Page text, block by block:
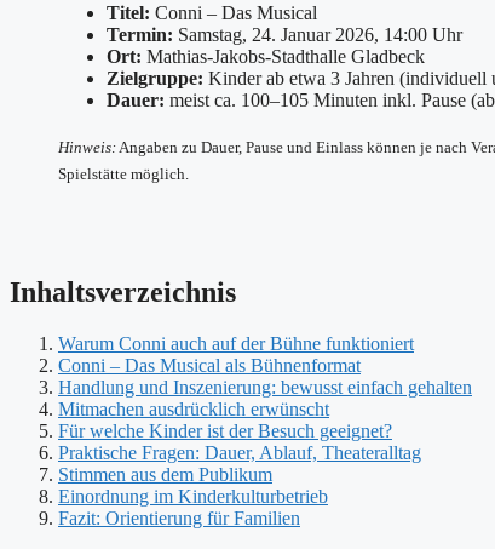
Titel: Conni – Das Musical
Termin: Samstag, 24. Januar 2026, 14:00 Uhr
Ort: Mathias-Jakobs-Stadthalle Gladbeck
Zielgruppe: Kinder ab etwa 3 Jahren (individuell
Dauer: meist ca. 100–105 Minuten inkl. Pause
Hinweis:Angaben zu Dauer, Pause und Einlass können je nach
Spielstätte möglich.
Inhaltsverzeichnis
Warum Conni auch auf der Bühne funktioniert
Conni – Das Musical als Bühnenformat
Handlung und Inszenierung: bewusst einfach gehalten
Mitmachen ausdrücklich erwünscht
Für welche Kinder ist der Besuch geeignet?
Praktische Fragen: Dauer, Ablauf, Theateralltag
Stimmen aus dem Publikum
Einordnung im Kinderkulturbetrieb
Fazit: Orientierung für Familien